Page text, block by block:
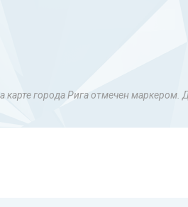
города Рига отмечен